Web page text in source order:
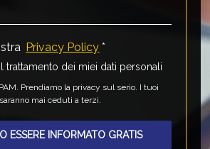
Privacy Policy *
trattamento dei miei dati personali
Prendiamo la privacy sul serio. I tuoi
mai ceduti a terzi.
ESSERE INFORMATO GRATIS